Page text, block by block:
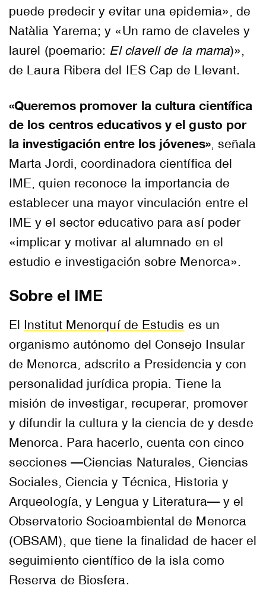
puede predecir y evitar una epidemia», de
Natàlia Yarema; y «Un ramo de claveles y
laurel (poemario: El clavell de la mama)»,
de Laura Ribera del IES Cap de Llevant.
«Queremos promover la cultura científica
de los centros educativos y el gusto por
la investigación entre los jóvenes», señala
Marta Jordi, coordinadora científica del
IME, quien reconoce la importancia de
establecer una mayor vinculación entre el
IME y el sector educativo para así poder
«implicar y motivar al alumnado en el
estudio e investigación sobre Menorca».
Sobre el IME
El Institut Menorquí de Estudis es un
organismo autónomo del Consejo Insular
de Menorca, adscrito a Presidencia y con
personalidad jurídica propia. Tiene la
misión de investigar, recuperar, promover
y difundir la cultura y la ciencia de y desde
Menorca. Para hacerlo, cuenta con cinco
secciones —Ciencias Naturales, Ciencias
Sociales, Ciencia y Técnica, Historia y
Arqueología, y Lengua y Literatura— y el
Observatorio Socioambiental de Menorca
(OBSAM), que tiene la finalidad de hacer el
seguimiento científico de la isla como
Reserva de Biosfera.